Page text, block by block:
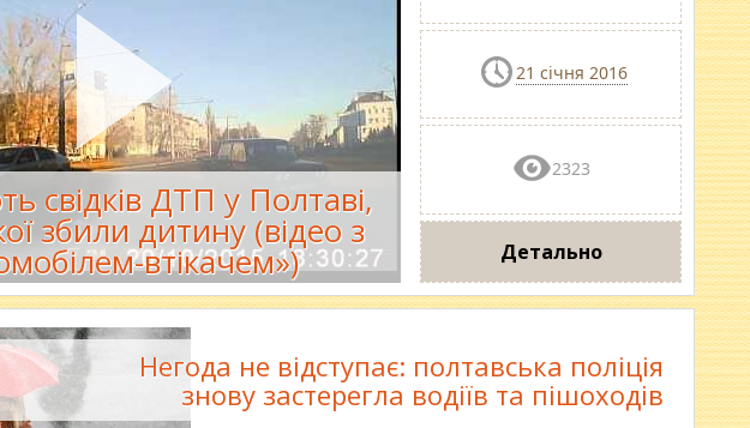
свідків ДТП у Полтаві,
збили дитину (відео з
втікачем»)
21 січня 2016
2323
Детально
Негода не відступає: полтавська поліція
знову застерегла водіїв та пішоходів